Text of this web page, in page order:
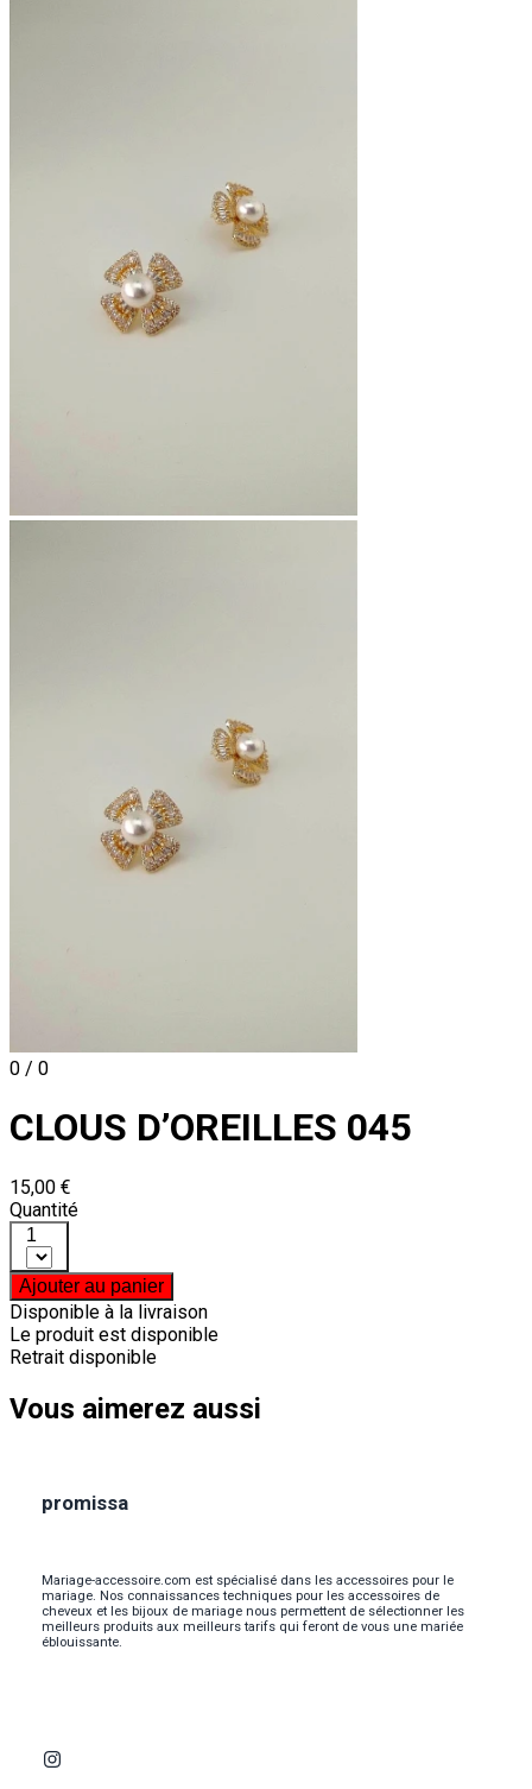
0 / 0
CLOUS D’OREILLES 045
15,00 €
Quantité
1
Ajouter au panier
Disponible à la livraison
Le produit est disponible
Retrait disponible
Vous aimerez aussi
promissa
Mariage-accessoire.com est spécialisé dans les accessoires pour le
mariage. Nos connaissances techniques pour les accessoires de
cheveux et les bijoux de mariage nous permettent de sélectionner les
meilleurs produits aux meilleurs tarifs qui feront de vous une mariée
éblouissante.